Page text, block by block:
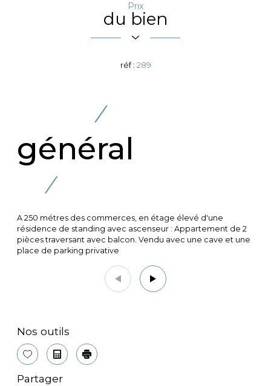
Prix
du bien
réf : 289
général
A 250 métres des commerces, en étage élevé d'une
résidence de standing avec ascenseur : Appartement de 2
pièces traversant avec balcon. Vendu avec une cave et une
place de parking privative
Nos outils
Sélectionner
Calculatrice
Imprimer
Partager